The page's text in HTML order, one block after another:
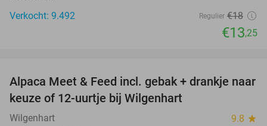
Verkocht: 9.492
Regulier €18
€13,25
43%
Alpaca Meet & Feed incl. gebak + drankje naar
keuze of 12-uurtje bij Wilgenhart
Wilgenhart 9.8 star